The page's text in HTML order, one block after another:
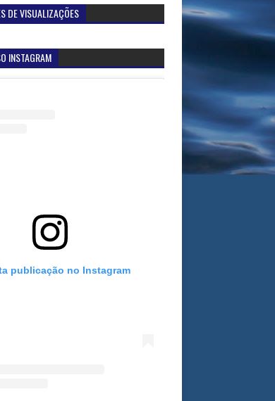
DE VISUALIZAÇÕES
INSTAGRAM
publicação no Instagram